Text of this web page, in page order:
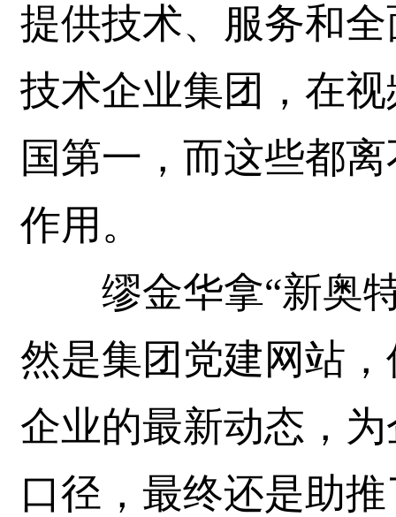
提供技术、服务和
技术企业集团，在
国第一，而这些都
作用。
缪金华拿“新奥特
然是集团党建网站
企业的最新动态，
口径，最终还是助